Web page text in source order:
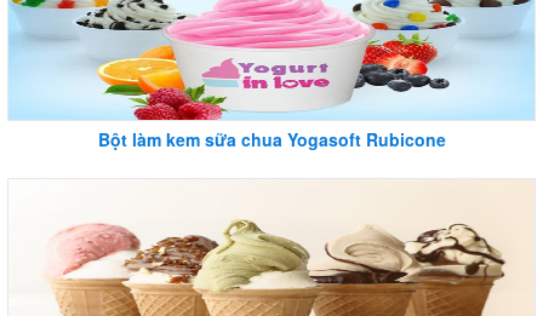
Bột làm kem sữa chua Yogasoft Rubicone